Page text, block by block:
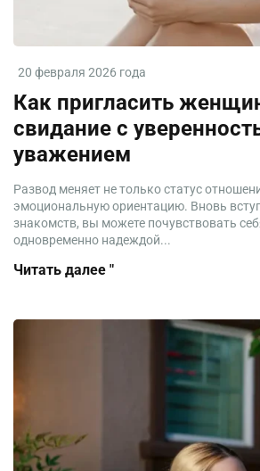
20 февраля 2026 года
Как пригласить
свидание с
уважением
Развод меняет не только статус
эмоциональную ориентацию. Вновь
знакомств, вы можете почувствовать
одновременно надеждой...
Читать далее "